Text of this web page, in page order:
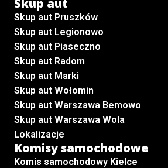
Skup aut
Skup aut Pruszków
Skup aut Legionowo
Skup aut Piaseczno
Skup aut Radom
Skup aut Marki
Skup aut Wołomin
Skup aut Warszawa Bemowo
Skup aut Warszawa Wola
Lokalizacje
Komisy samochodowe
Komis samochodowy Kielce